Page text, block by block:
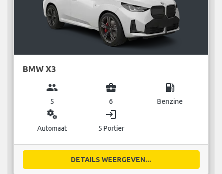
BMW X3
group
5
business_center
6
local_gas_station
Benzine
miscellaneous_services
Automaat
login
5 Portier
DETAILS WEERGEVEN...